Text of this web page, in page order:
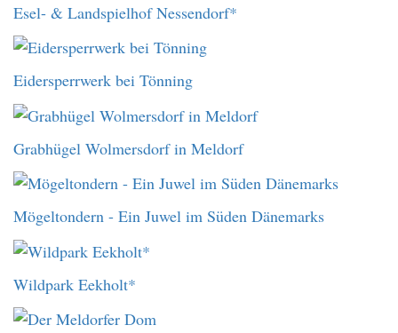
Esel- & Landspielhof Nessendorf*
Eidersperrwerk bei Tönning
Grabhügel Wolmersdorf in Meldorf
Mögeltondern - Ein Juwel im Süden Dänemarks
Wildpark Eekholt*